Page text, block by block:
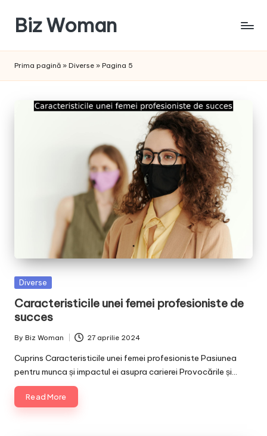
content
Biz Woman
succesul
Prima pagină » Diverse » Pagina 5
Posted
Diverse
Caracteristicile unei femei profesioniste de
succes
Posted
by
By Biz Woman 27 aprilie 2024
Cuprins Caracteristicile unei femei profesioniste Pasiunea
pentru munca și impactul ei asupra carierei Provocările și…
Read More